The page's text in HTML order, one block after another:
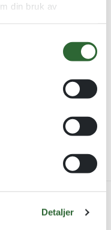
din bruk av
Detaljer